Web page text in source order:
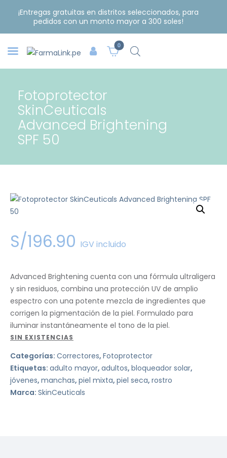
¡Entregas gratuitas en distritos seleccionados, para
pedidos con un monto mayor a 300 soles!
0
Fotoprotector
SkinCeuticals
Advanced Brightening
SPF 50
S/196.90 IGV incluido
Advanced Brightening cuenta con una fórmula ultraligera
y sin residuos, combina una protección UV de amplio
espectro con una potente mezcla de ingredientes que
corrigen la pigmentación de la piel. Formulado para
iluminar instantáneamente el tono de la piel.
SIN EXISTENCIAS
Categorías: Correctores, Fotoprotector
Etiquetas: adulto mayor, adultos, bloqueador solar,
jóvenes, manchas, piel mixta, piel seca, rostro
Marca: SkinCeuticals